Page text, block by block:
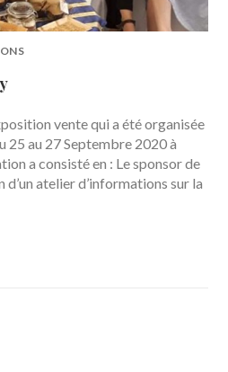
vente qui a été organisée
25 au 27 Septembre 2020 à
a consisté en : Le sponsor de
d’un atelier d’informations sur la